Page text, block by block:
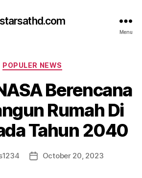
starsathd.com
Menu
Categories
POPULER NEWS
Berencana
Rumah Di
Tahun 2040
PostOctober 20, 2023